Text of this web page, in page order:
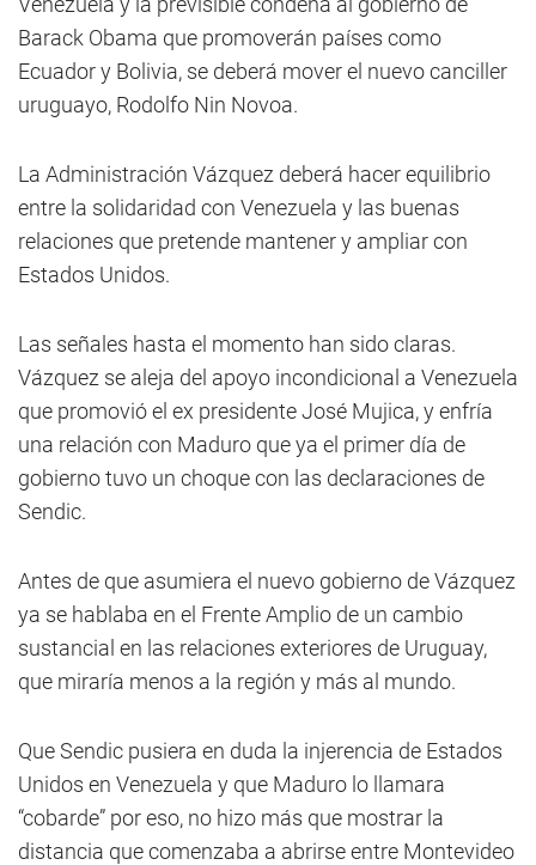
Barack Obama que promoverán países como
Ecuador y Bolivia, se deberá mover el nuevo canciller
uruguayo, Rodolfo Nin Novoa.
La Administración Vázquez deberá hacer equilibrio
entre la solidaridad con Venezuela y las buenas
relaciones que pretende mantener y ampliar con
Estados Unidos.
Las señales hasta el momento han sido claras.
Vázquez se aleja del apoyo incondicional a Venezuela
que promovió el ex presidente José Mujica, y enfría
una relación con Maduro que ya el primer día de
gobierno tuvo un choque con las declaraciones de
Sendic.
Antes de que asumiera el nuevo gobierno de Vázquez
ya se hablaba en el Frente Amplio de un cambio
sustancial en las relaciones exteriores de Uruguay,
que miraría menos a la región y más al mundo.
Que Sendic pusiera en duda la injerencia de Estados
Unidos en Venezuela y que Maduro lo llamara
“cobarde” por eso, no hizo más que mostrar la
distancia que comenzaba a abrirse entre Montevideo